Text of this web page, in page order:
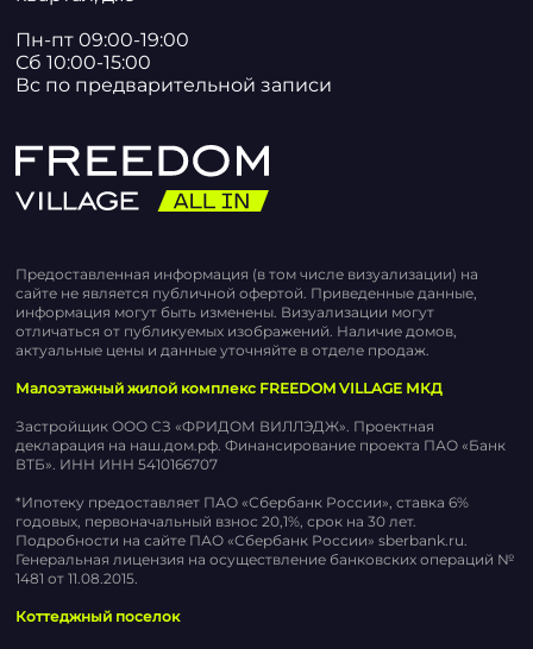
Пн-пт 09:00-19:00
Сб 10:00-15:00
Вс по предварительной записи
Предоставленная информация (в том числе визуализации) на
сайте не является публичной офертой. Приведенные данные,
информация могут быть изменены. Визуализации могут
отличаться от публикуемых изображений. Наличие домов,
актуальные цены и данные уточняйте в отделе продаж.
Малоэтажный жилой комплекс FREEDOM VILLAGE МКД
Застройщик ООО СЗ «ФРИДОМ ВИЛЛЭДЖ». Проектная
декларация на наш.дом.рф. Финансирование проекта ПАО «Банк
ВТБ». ИНН ИНН 5410166707
*Ипотеку предоставляет ПАО «Сбербанк России», ставка 6%
годовых, первоначальный взнос 20,1%, срок на 30 лет.
Подробности на сайте ПАО «Сбербанк России» sberbank.ru.
Генеральная лицензия на осуществление банковских операций №
1481 от 11.08.2015.
Коттеджный поселок